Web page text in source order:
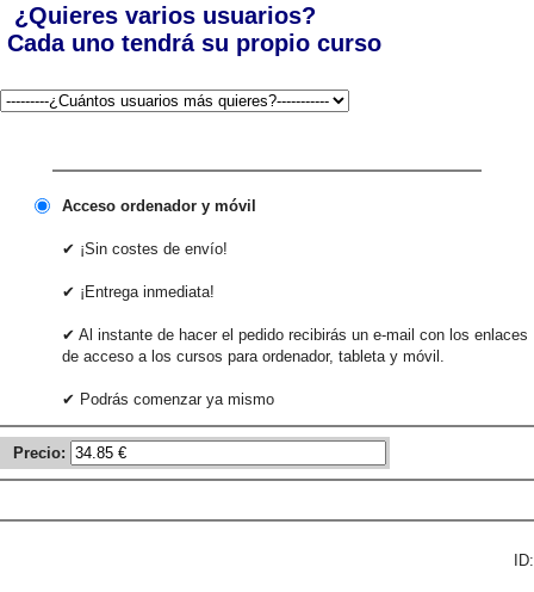
¿Quieres varios usuarios?
Cada uno tendrá su propio curso
Acceso ordenador y móvil
✔ ¡Sin costes de envío!
✔ ¡Entrega inmediata!
✔ Al instante de hacer el pedido recibirás un e-mail con los enlaces
de acceso a los cursos para ordenador, tableta y móvil.
✔ Podrás comenzar ya mismo
Precio:
ID: